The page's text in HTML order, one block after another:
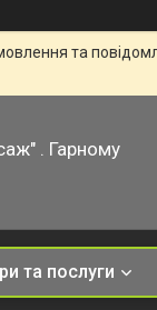
та
. Гарному
та послуги